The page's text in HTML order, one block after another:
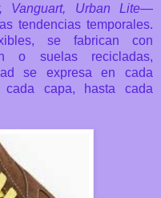
Vanguart, Urban Lite—
las tendencias temporales.
se fabrican con
o suelas recicladas,
se expresa en cada
capa, hasta cada